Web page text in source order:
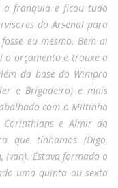
a franquia e ficou tudo
do Arsenal para
eu mesmo. Bem ai
o orçamento e trouxe a
da base do Wimpro
e Brigadeiro) e mais
com o Miltinho
Corinthians e Almir do
que tínhamos (Digo,
Ivan). Estava formado o
uma quinta ou sexta